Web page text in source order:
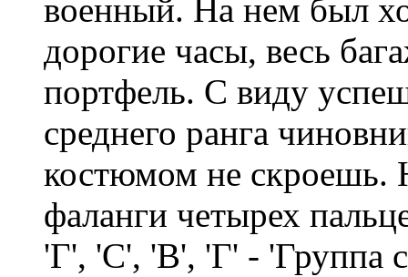
военный. На нем был
дорогие часы, весь
портфель. С виду
среднего ранга
костюмом не скроешь.
фаланги четырех
'Г', 'С', 'В', 'Г' - 'Группа